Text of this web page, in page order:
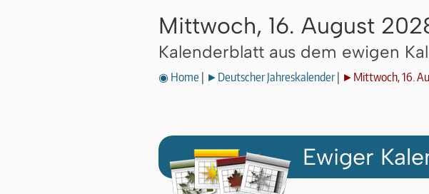
Mittwoch, 16. August
Kalenderblatt aus dem ewigen
◉ Home ►Deutscher Jahreskalender| ►Mittwoch, 16.
Ewiger